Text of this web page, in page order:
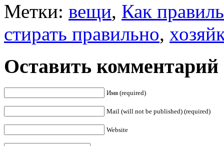
Метки: вещи, Как
стирать правильно,
Оставить комментарий
Имя (required)
Mail (will not be published) (required)
Website